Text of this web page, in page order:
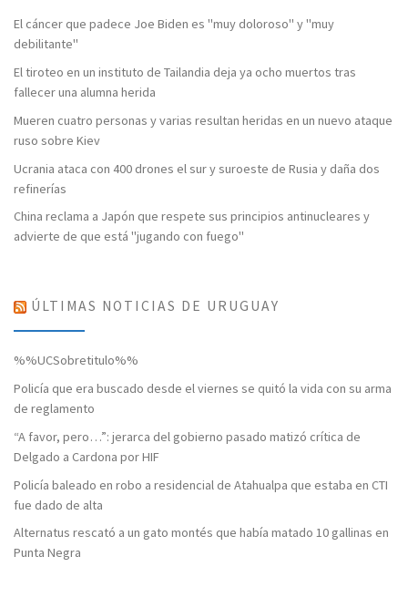
El cáncer que padece Joe Biden es "muy doloroso" y "muy
debilitante"
El tiroteo en un instituto de Tailandia deja ya ocho muertos tras
fallecer una alumna herida
Mueren cuatro personas y varias resultan heridas en un nuevo ataque
ruso sobre Kiev
Ucrania ataca con 400 drones el sur y suroeste de Rusia y daña dos
refinerías
China reclama a Japón que respete sus principios antinucleares y
advierte de que está "jugando con fuego"
ÚLTIMAS NOTICIAS DE URUGUAY
%%UCSobretitulo%%
Policía que era buscado desde el viernes se quitó la vida con su arma
de reglamento
“A favor, pero…”: jerarca del gobierno pasado matizó crítica de
Delgado a Cardona por HIF
Policía baleado en robo a residencial de Atahualpa que estaba en CTI
fue dado de alta
Alternatus rescató a un gato montés que había matado 10 gallinas en
Punta Negra